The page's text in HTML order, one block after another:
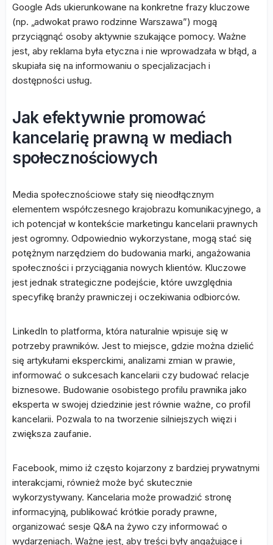
Google Ads ukierunkowane na konkretne frazy kluczowe
(np. „adwokat prawo rodzinne Warszawa”) mogą
przyciągnąć osoby aktywnie szukające pomocy. Ważne
jest, aby reklama była etyczna i nie wprowadzała w błąd, a
skupiała się na informowaniu o specjalizacjach i
dostępności usług.
Jak efektywnie promować
kancelarię prawną w mediach
społecznościowych
Media społecznościowe stały się nieodłącznym
elementem współczesnego krajobrazu komunikacyjnego, a
ich potencjał w kontekście marketingu kancelarii prawnych
jest ogromny. Odpowiednio wykorzystane, mogą stać się
potężnym narzędziem do budowania marki, angażowania
społeczności i przyciągania nowych klientów. Kluczowe
jest jednak strategiczne podejście, które uwzględnia
specyfikę branży prawniczej i oczekiwania odbiorców.
LinkedIn to platforma, która naturalnie wpisuje się w
potrzeby prawników. Jest to miejsce, gdzie można dzielić
się artykułami eksperckimi, analizami zmian w prawie,
informować o sukcesach kancelarii czy budować relacje
biznesowe. Budowanie osobistego profilu prawnika jako
eksperta w swojej dziedzinie jest równie ważne, co profil
kancelarii. Pozwala to na tworzenie silniejszych więzi i
zwiększa zaufanie.
Facebook, mimo iż często kojarzony z bardziej prywatnymi
interakcjami, również może być skutecznie
wykorzystywany. Kancelaria może prowadzić stronę
informacyjną, publikować krótkie porady prawne,
organizować sesje Q&A na żywo czy informować o
wydarzeniach. Ważne jest, aby treści były angażujące i